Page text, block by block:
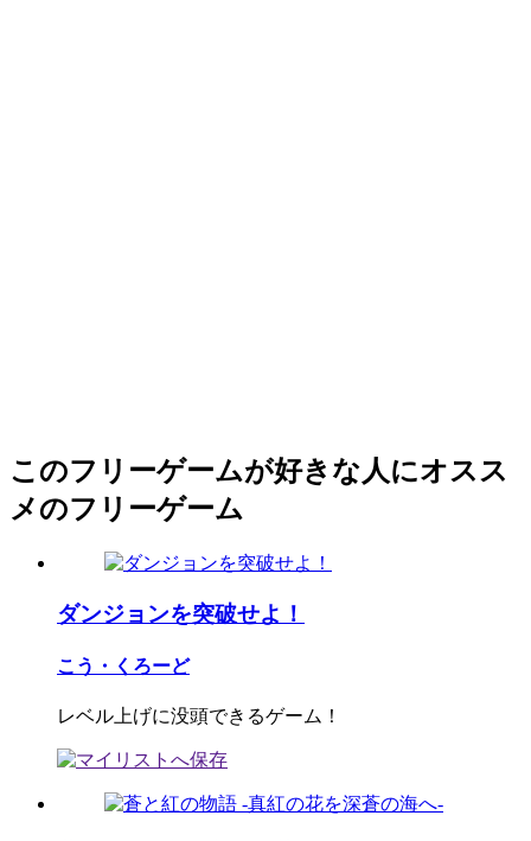
このフリーゲームが好きな人にオスス
メのフリーゲーム
ダンジョンを突破せよ！
こう・くろーど
レベル上げに没頭できるゲーム！